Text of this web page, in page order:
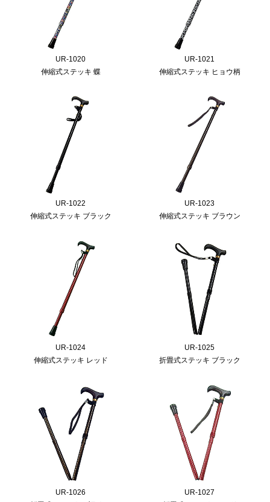
UR-1020
伸縮式ステッキ 蝶
UR-1021
伸縮式ステッキ ヒョウ柄
UR-1022
伸縮式ステッキ ブラック
UR-1023
伸縮式ステッキ ブラウン
UR-1024
伸縮式ステッキ レッド
UR-1025
折畳式ステッキ ブラック
UR-1026
UR-1027